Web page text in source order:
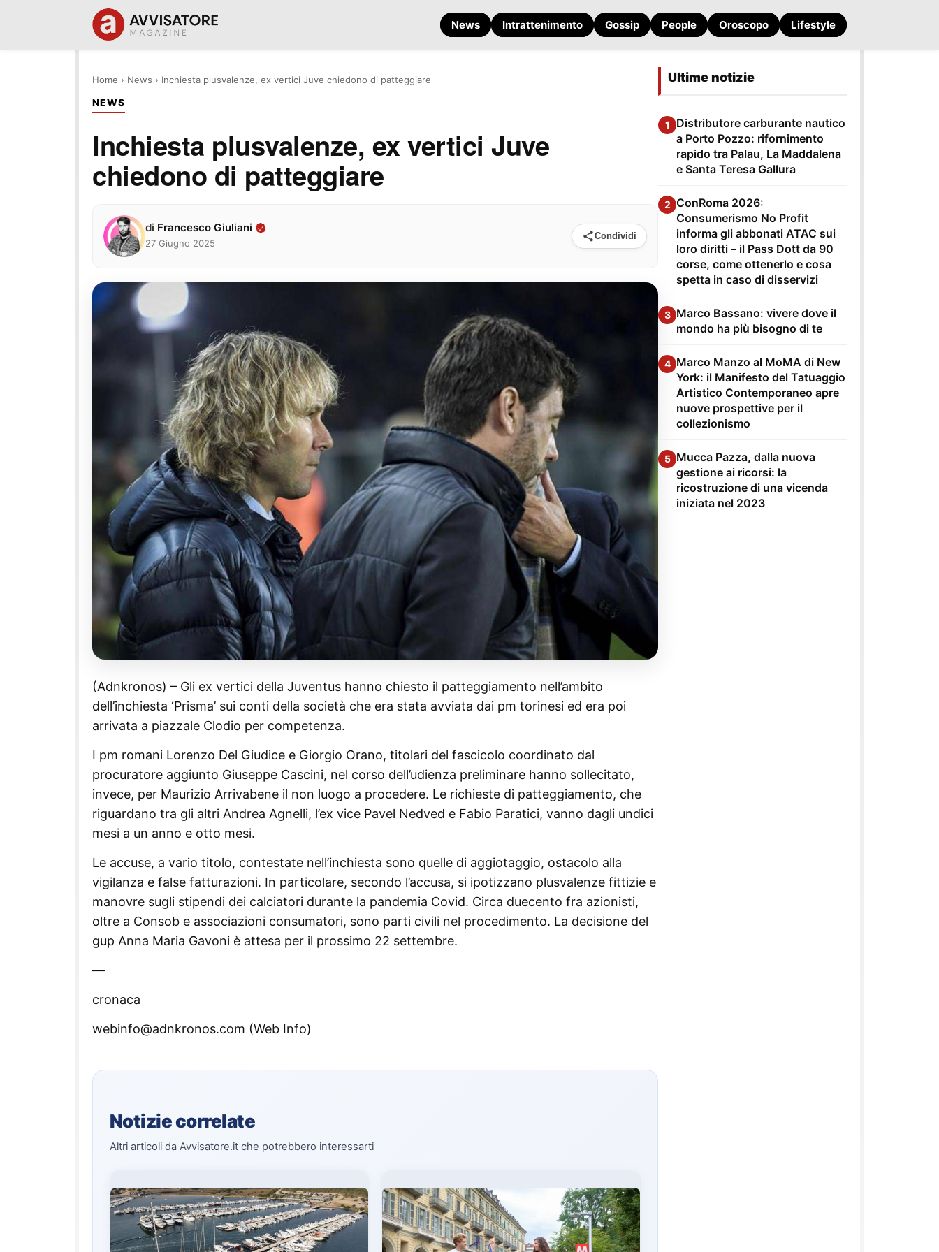
News Intrattenimento Gossip People Oroscopo Lifestyle
Home › News › Inchiesta plusvalenze, ex vertici Juve chiedono di patteggiare
NEWS
Inchiesta plusvalenze, ex vertici Juve
chiedono di patteggiare
di Francesco Giuliani
27 Giugno 2025
Condividi
(Adnkronos) – Gli ex vertici della Juventus hanno chiesto il patteggiamento nell’ambito
dell’inchiesta ‘Prisma’ sui conti della società che era stata avviata dai pm torinesi ed era poi
arrivata a piazzale Clodio per competenza.
I pm romani Lorenzo Del Giudice e Giorgio Orano, titolari del fascicolo coordinato dal
procuratore aggiunto Giuseppe Cascini, nel corso dell’udienza preliminare hanno sollecitato,
invece, per Maurizio Arrivabene il non luogo a procedere. Le richieste di patteggiamento, che
riguardano tra gli altri Andrea Agnelli, l’ex vice Pavel Nedved e Fabio Paratici, vanno dagli undici
mesi a un anno e otto mesi.
Le accuse, a vario titolo, contestate nell’inchiesta sono quelle di aggiotaggio, ostacolo alla
vigilanza e false fatturazioni. In particolare, secondo l’accusa, si ipotizzano plusvalenze fittizie e
manovre sugli stipendi dei calciatori durante la pandemia Covid. Circa duecento fra azionisti,
oltre a Consob e associazioni consumatori, sono parti civili nel procedimento. La decisione del
gup Anna Maria Gavoni è attesa per il prossimo 22 settembre.
—
cronaca
webinfo@adnkronos.com (Web Info)
Notizie correlate
Altri articoli da Avvisatore.it che potrebbero interessarti
Ultime notizie
1
Distributore carburante nautico
a Porto Pozzo: rifornimento
rapido tra Palau, La Maddalena
e Santa Teresa Gallura
2 ConRoma 2026:
Consumerismo No Profit
informa gli abbonati ATAC sui
loro diritti – il Pass Dott da 90
corse, come ottenerlo e cosa
spetta in caso di disservizi
3 Marco Bassano: vivere dove il
mondo ha più bisogno di te
4 Marco Manzo al MoMA di New
York: il Manifesto del Tatuaggio
Artistico Contemporaneo apre
nuove prospettive per il
collezionismo
5 Mucca Pazza, dalla nuova
gestione ai ricorsi: la
ricostruzione di una vicenda
iniziata nel 2023